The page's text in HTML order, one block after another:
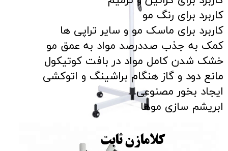
کاربرد برای رنگ مو
کاربرد برای ماسک مو و سایر تراپی ها
کمک به جذب صددرصد مواد به عمق مو
خشک شدن کامل مواد در بافت کوتیکول
مانع دود و گاز هنگام براشینگ و اتوکشی
ایجاد بخور مصنوعی
ابریشم سازی موها
کلامازن ثابت